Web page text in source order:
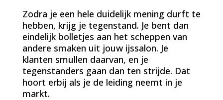
Zodra je een hele duidelijk mening durft te
hebben, krijg je tegenstand. Je bent dan
eindelijk bolletjes aan het scheppen van
andere smaken uit jouw ijssalon. Je
klanten smullen daarvan, en je
tegenstanders gaan dan ten strijde. Dat
hoort erbij als je de leiding neemt in je
markt.